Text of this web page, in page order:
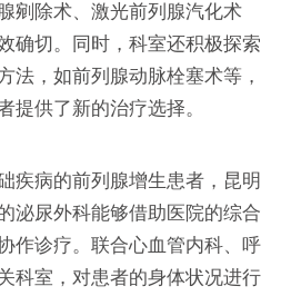
剜除术、激光前列腺汽化术
确切。同时，科室还积极探索
法，如前列腺动脉栓塞术等，
提供了新的治疗选择。
疾病的前列腺增生患者，昆明
泌尿外科能够借助医院的综合
作诊疗。联合心血管内科、呼
科室，对患者的身体状况进行